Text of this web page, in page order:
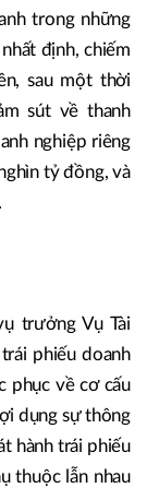
trong những
định, chiếm
sau một thời
sút về thanh
nghiệp riêng
tỷ đồng, và
trưởng Vụ Tài
phiếu doanh
phục về cơ cấu
dụng sự thông
hành trái phiếu
thuộc lẫn nhau